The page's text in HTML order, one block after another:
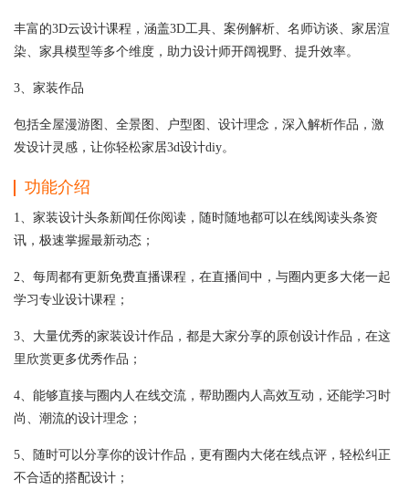
丰富的3D云设计课程，涵盖3D工具、案例解析、名师访谈、家居渲
染、家具模型等多个维度，助力设计师开阔视野、提升效率。
3、家装作品
包括全屋漫游图、全景图、户型图、设计理念，深入解析作品，激
发设计灵感，让你轻松家居3d设计diy。
功能介绍
1、家装设计头条新闻任你阅读，随时随地都可以在线阅读头条资
讯，极速掌握最新动态；
2、每周都有更新免费直播课程，在直播间中，与圈内更多大佬一起
学习专业设计课程；
3、大量优秀的家装设计作品，都是大家分享的原创设计作品，在这
里欣赏更多优秀作品；
4、能够直接与圈内人在线交流，帮助圈内人高效互动，还能学习时
尚、潮流的设计理念；
5、随时可以分享你的设计作品，更有圈内大佬在线点评，轻松纠正
不合适的搭配设计；